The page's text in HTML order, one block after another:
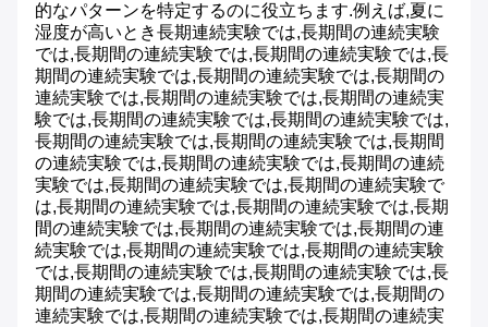
的なパターンを特定するのに役立ちます.例えば,夏に
湿度が高いとき長期連続実験では,長期間の連続実験
では,長期間の連続実験では,長期間の連続実験では,長
期間の連続実験では,長期間の連続実験では,長期間の
連続実験では,長期間の連続実験では,長期間の連続実
験では,長期間の連続実験では,長期間の連続実験では,
長期間の連続実験では,長期間の連続実験では,長期間
の連続実験では,長期間の連続実験では,長期間の連続
実験では,長期間の連続実験では,長期間の連続実験で
は,長期間の連続実験では,長期間の連続実験では,長期
間の連続実験では,長期間の連続実験では,長期間の連
続実験では,長期間の連続実験では,長期間の連続実験
では,長期間の連続実験では,長期間の連続実験では,長
期間の連続実験では,長期間の連続実験では,長期間の
連続実験では,長期間の連続実験では,長期間の連続実